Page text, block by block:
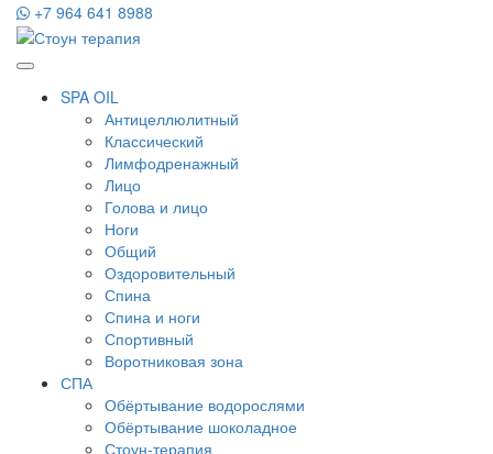
+7 964 641 8988
SPA OIL
Антицеллюлитный
Классический
Лимфодренажный
Лицо
Голова и лицо
Ноги
Общий
Оздоровительный
Спина
Спина и ноги
Спортивный
Воротниковая зона
СПА
Обёртывание водорослями
Обёртывание шоколадное
Стоун-терапия